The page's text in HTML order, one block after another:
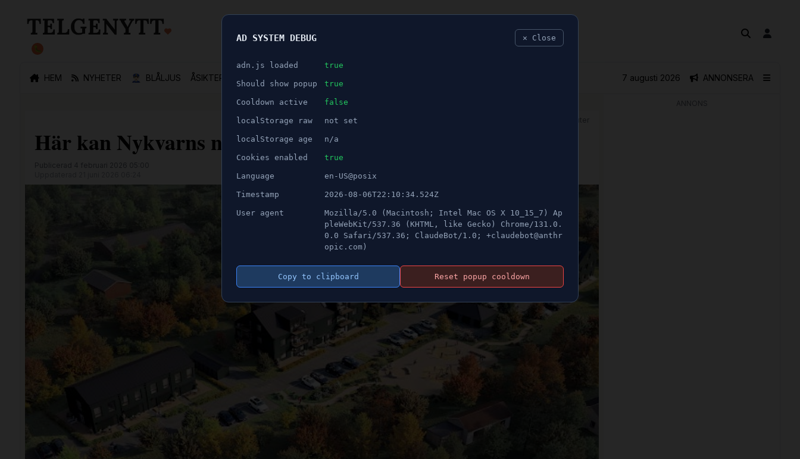
HEM NYHETER 👮🏻‍♂️ BLÅLJUS ÅSIKTER SPORT NÖJE ANNONSERA
7 augusti 2026
ANNONS
Här kan Nykvarns nästa bostadsområde växa fram
AD SYSTEM DEBUG ✕ Close
adn.js loaded true
Should show popup true
Cooldown active false
localStorage raw not set
localStorage age n/a
Cookies enabled true
Language en-US@posix
Timestamp 2026-08-06T22:10:34.524Z
User agent
Mozilla/5.0 (Macintosh; Intel Mac OS X 10_15_7) Ap
pleWebKit/537.36 (KHTML, like Gecko) Chrome/131.0.
0.0 Safari/537.36; ClaudeBot/1.0; +claudebot@anthr
opic.com)
Copy to clipboard Reset popup cooldown